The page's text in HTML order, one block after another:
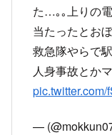
た…｡｡上りの
当たったとお
救急隊やらで
人身事故とか
—